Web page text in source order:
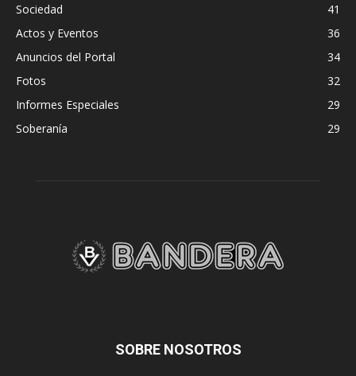
Sociedad
41
Actos y Eventos
36
Anuncios del Portal
34
Fotos
32
Informes Especiales
29
Soberanía
29
SOBRE NOSOTROS